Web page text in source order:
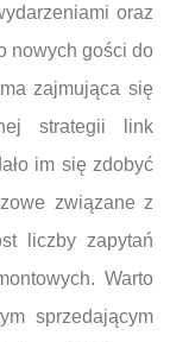
oraz
nowych gości do
zajmująca się
strategii link
im się zdobyć
związane z
liczby zapytań
Warto
sprzedającym